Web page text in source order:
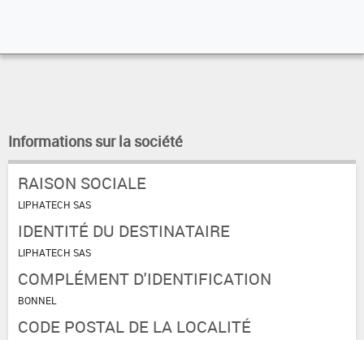
Informations sur la société
RAISON SOCIALE
LIPHATECH SAS
IDENTITÉ DU DESTINATAIRE
LIPHATECH SAS
COMPLÉMENT D'IDENTIFICATION
BONNEL
CODE POSTAL DE LA LOCALITÉ